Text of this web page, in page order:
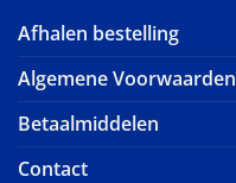
Afhalen bestelling
Algemene Voorwaarden
Betaalmiddelen
Contact